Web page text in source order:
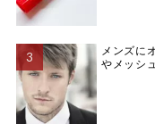
メンズに
やメッシ